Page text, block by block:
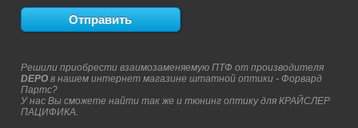
Решили приобрести взаимозаменяемую ПТФ от производителя
DEPOв нашем интернет магазине штатной оптики - Форвард
Партс?
У нас Вы сможете найти так же и тюнинг оптику для КРАЙСЛЕР
ПАЦИФИКА.